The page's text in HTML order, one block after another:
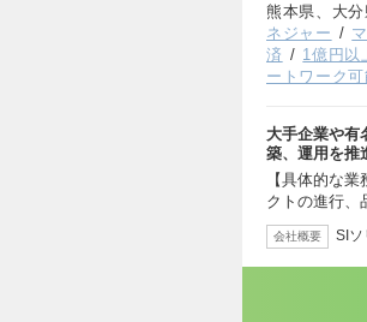
熊本県、大
ネジャー
済
1億円以
ートワーク可
大手企業や有
築、運用を推
【具体的な
クトの進行、
会社概要 SIソ